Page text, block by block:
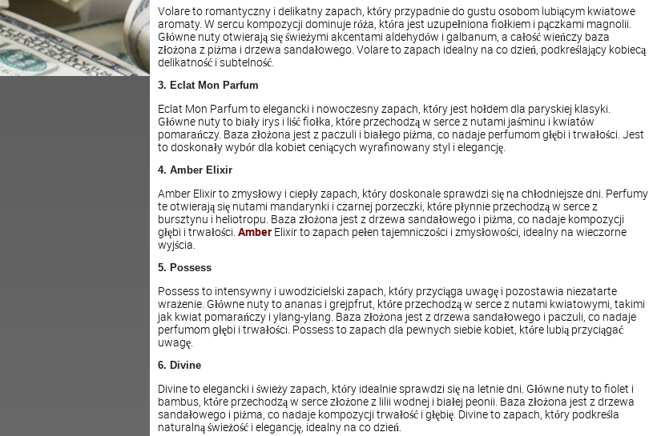
Volare to romantyczny i delikatny zapach, który przypadnie do gustu osobom lubiącym kwiatowe
aromaty. W sercu kompozycji dominuje róża, która jest uzupełniona fiołkiem i pączkami magnolii.
Główne nuty otwierają się świeżymi akcentami aldehydów i galbanum, a całość wieńczy baza
złożona z piżma i drzewa sandałowego. Volare to zapach idealny na co dzień, podkreślający kobiecą
delikatność i subtelność.
3. Eclat Mon Parfum
Eclat Mon Parfum to elegancki i nowoczesny zapach, który jest hołdem dla paryskiej klasyki.
Główne nuty to biały irys i liść fiołka, które przechodzą w serce z nutami jaśminu i kwiatów
pomarańczy. Baza złożona jest z paczuli i białego piżma, co nadaje perfumom głębi i trwałości. Jest
to doskonały wybór dla kobiet ceniących wyrafinowany styl i elegancję.
4. Amber Elixir
Amber Elixir to zmysłowy i ciepły zapach, który doskonale sprawdzi się na chłodniejsze dni. Perfumy
te otwierają się nutami mandarynki i czarnej porzeczki, które płynnie przechodzą w serce z
bursztynu i heliotropu. Baza złożona jest z drzewa sandałowego i piżma, co nadaje kompozycji
głębi i trwałości. AmberElixir to zapach pełen tajemniczości i zmysłowości, idealny na wieczorne
wyjścia.
5. Possess
Possess to intensywny i uwodzicielski zapach, który przyciąga uwagę i pozostawia niezatarte
wrażenie. Główne nuty to ananas i grejpfrut, które przechodzą w serce z nutami kwiatowymi, takimi
jak kwiat pomarańczy i ylang-ylang. Baza złożona jest z drzewa sandałowego i paczuli, co nadaje
perfumom głębi i trwałości. Possess to zapach dla pewnych siebie kobiet, które lubią przyciągać
uwagę.
6. Divine
Divine to elegancki i świeży zapach, który idealnie sprawdzi się na letnie dni. Główne nuty to fiolet i
bambus, które przechodzą w serce złożone z lilii wodnej i białej peonii. Baza złożona jest z drzewa
sandałowego i piżma, co nadaje kompozycji trwałość i głębię. Divine to zapach, który podkreśla
naturalną świeżość i elegancję, idealny na co dzień.